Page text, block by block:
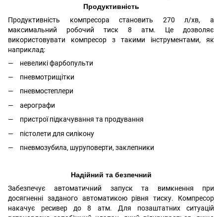
Продуктивність
Продуктивність компресора становить 270 л/хв, а
максимальний робочий тиск 8 атм.
Це дозволяє
використовувати компресор з такими інструментами, як
наприклад:
невеликі фарбопульти
пневмотрищітки
пневмостеплери
аерографи
пристрої підкачування та продування
пістолети для силікону
пневмозубила, шуруповерти, заклепники
Надійний та безпечний
Забезпечує автоматичний запуск та вимкнення при
досягненні заданого автоматикою рівня тиску. Компресор
накачує ресивер до 8 атм. Для позаштатних ситуацій